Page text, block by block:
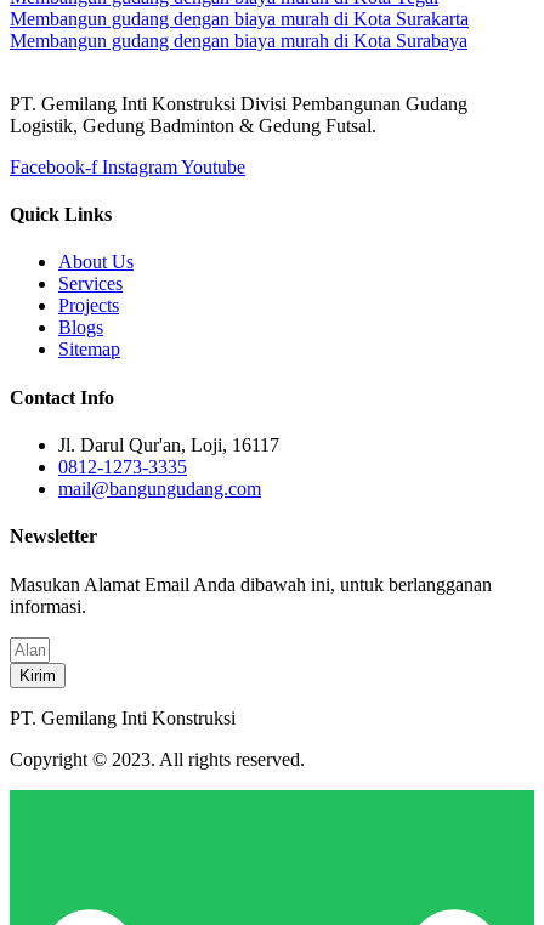
Membangun gudang dengan biaya murah di Kota Surakarta
Membangun gudang dengan biaya murah di Kota Surabaya
PT. Gemilang Inti Konstruksi Divisi Pembangunan Gudang
Logistik, Gedung Badminton & Gedung Futsal.
Facebook-f InstagramYoutube
Quick Links
About Us
Services
Projects
Blogs
Sitemap
Contact Info
Jl. Darul Qur'an, Loji, 16117
0812-1273-3335
mail@bangungudang.com
Newsletter
Masukan Alamat Email Anda dibawah ini, untuk berlangganan
informasi.
Kirim
PT. Gemilang Inti Konstruksi
Copyright © 2023. All rights reserved.